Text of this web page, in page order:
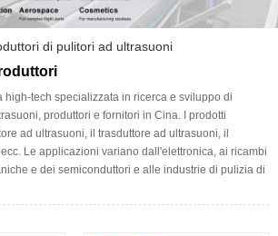
di pulitori ad ultrasuoni
high-tech specializzata in ricerca e sviluppo di
produttori e fornitori in Cina. I prodotti
ad ultrasuoni, il trasduttore ad ultrasuoni, il
Le applicazioni variano dall'elettronica, ai ricambi
e dei semiconduttori e alle industrie di pulizia di